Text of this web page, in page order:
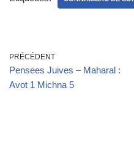
PRÉCÉDENT
Pensees Juives – Maharal :
Avot 1 Michna 5